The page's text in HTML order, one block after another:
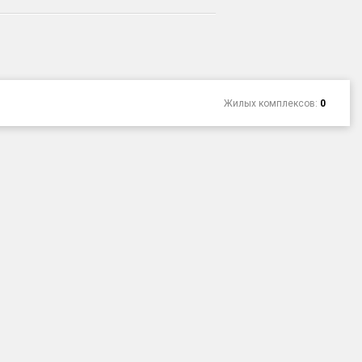
Жилых комплексов: 0